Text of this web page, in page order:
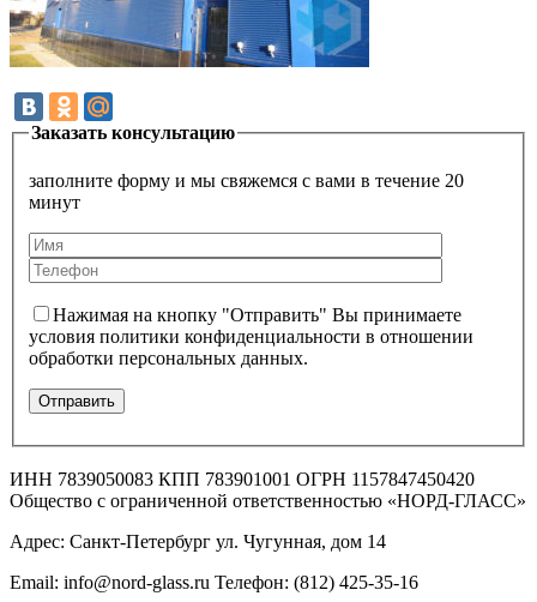
Заказать консультацию
заполните форму и мы свяжемся с вами в течение 20
минут
Нажимая на кнопку "Отправить" Вы принимаете
условия политики конфиденциальности в отношении
обработки персональных данных.
ИНН 7839050083 КПП 783901001 ОГРН 1157847450420
Общество с ограниченной ответственностью «НОРД-ГЛАСС»
Адрес: Санкт-Петербург ул. Чугунная, дом 14
Email: info@nord-glass.ru Телефон: (812) 425-35-16